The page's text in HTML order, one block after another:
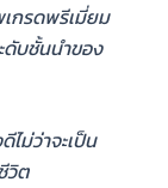
กรดพรีเมี่ยม
ดับชั้นนำของ
ม่ว่าจะเป็น
วิต
the
product
the
product